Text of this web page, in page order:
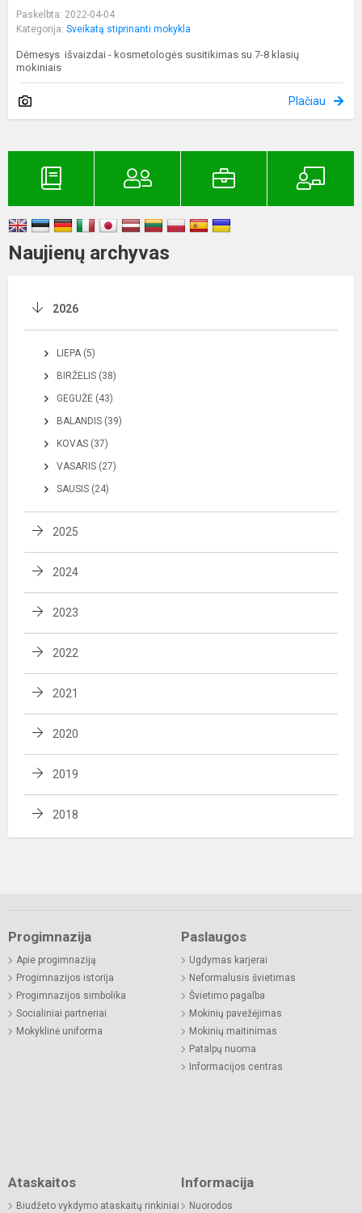
Paskelbta: 2022-04-04
Kategorija: Sveikatą stiprinanti mokykla
Dėmesys išvaizdai - kosmetologės susitikimas su 7-8 klasių
mokiniais
Plačiau
Naujienų archyvas
2026
LIEPA (5)
BIRŽELIS (38)
GEGUŽĖ (43)
BALANDIS (39)
KOVAS (37)
VASARIS (27)
SAUSIS (24)
2025
2024
2023
2022
2021
2020
2019
2018
Progimnazija
Apie progimnaziją
Progimnazijos istorija
Progimnazijos simbolika
Socialiniai partneriai
Mokyklinė uniforma
Paslaugos
Ugdymas karjerai
Neformalusis švietimas
Švietimo pagalba
Mokinių pavežėjimas
Mokinių maitinimas
Patalpų nuoma
Informacijos centras
Ataskaitos
Biudžeto vykdymo ataskaitų rinkiniai
Informacija
Nuorodos